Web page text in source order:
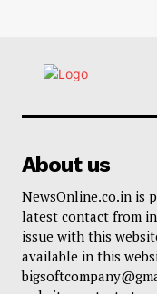
About us
NewsOnline.co.in is
latest contact from
issue with this
available in this